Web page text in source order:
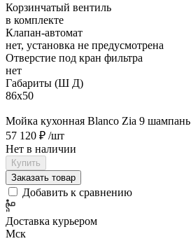
Корзинчатый вентиль
в комплекте
Клапан-автомат
нет, установка не предусмотрена
Отверстие под кран фильтра
нет
Габариты (Ш Д)
86х50
Мойка кухонная Blanco Zia 9 шампань
57 120 ₽ /шт
Нет в наличии
Купить
Заказать товар
Добавить к сравнению
Доставка курьером
Мск